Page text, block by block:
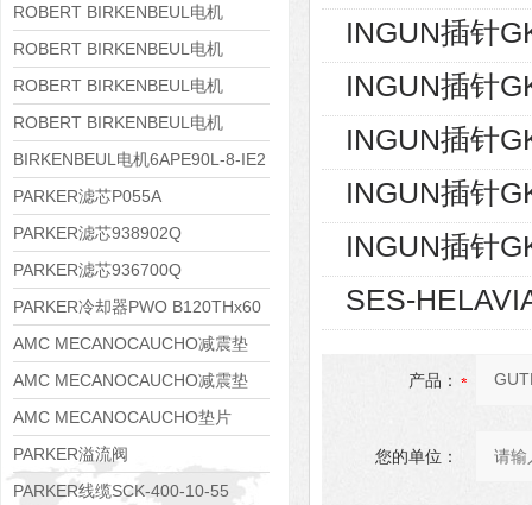
8APE160L-4-IE3
ROBERT BIRKENBEUL电机
8APE112M-6K-IE3
ROBERT BIRKENBEUL电机
8APE100L-2 IE3
ROBERT BIRKENBEUL电机
8APE90S-4 IE3
ROBERT BIRKENBEUL电机
8APE80M-2K-IE3
BIRKENBEUL电机6APE90L-8-IE2
PARKER滤芯P055A
PARKER滤芯938902Q
PARKER滤芯936700Q
PARKER冷却器PWO B120THx60
AMC MECANOCAUCHO减震垫
138552
AMC MECANOCAUCHO减震垫
138551
AMC MECANOCAUCHO垫片
608074
PARKER溢流阀
RE06M35W2N1KWXG087
PARKER线缆SCK-400-10-55
INGUN插针
INGUN插针
INGUN插针
INGUN插针
INGUN插针
SES-
产品：
您的单位：